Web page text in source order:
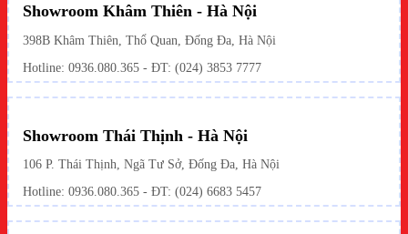
Showroom Khâm Thiên - Hà Nội
398B Khâm Thiên, Thổ Quan, Đống Đa, Hà Nội
Hotline: 0936.080.365 - ĐT: (024) 3853 7777
Showroom Thái Thịnh - Hà Nội
106 P. Thái Thịnh, Ngã Tư Sở, Đống Đa, Hà Nội
Hotline: 0936.080.365 - ĐT: (024) 6683 5457